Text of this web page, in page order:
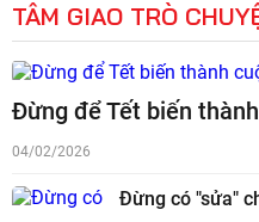
TÂM GIAO TRÒ
Đừng để Tết biến
04/02/2026
Đừng có "sửa"